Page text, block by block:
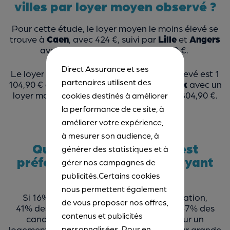
villes par loyer moyen observé ?
Pour cette étude, le loyer moyen le moins élevé se
trouve à Caen , avec 424 €, suivi par Lille et Angers
avec respectivement 574 € et 760 €.
Le loyer moyen étudiant déclaré le plus élevé est 1
104,90 € à
Paris. Suivent ensuiteBordeauxavec un
loyer moyen de 869,80 € puisLyonavec 804,90 €.
Quel type de logement est
préféré par les étudiants ayant
répondu à l’étude ?
Si 16% des étudiants habitent en colocation,
41% des étudiants cherchent un studio. 67% des
candidats déposent une demande pour un
Direct Assurance et ses
partenaires utilisent des
cookies destinés à améliorer
la performance de ce site, à
améliorer votre expérience,
à mesurer son audience, à
générer des statistiques et à
gérer nos campagnes de
publicités.Certains cookies
nous permettent également
de vous proposer nos offres,
contenus et publicités